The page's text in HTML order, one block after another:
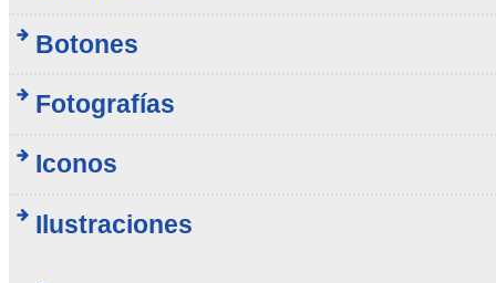
Botones
Fotografías
Iconos
Ilustraciones